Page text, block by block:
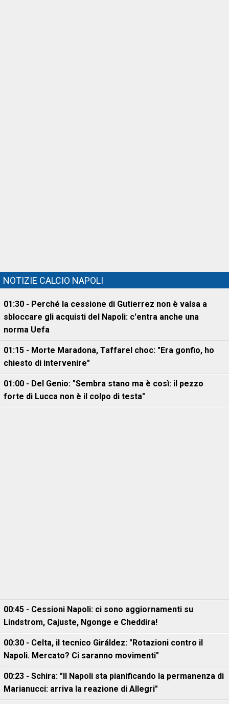
NOTIZIE CALCIO NAPOLI
01:30 - Perché la cessione di Gutierrez non è valsa a
sbloccare gli acquisti del Napoli: c'entra anche una
norma Uefa
01:15 - Morte Maradona, Taffarel choc: "Era gonfio, ho
chiesto di intervenire"
01:00 - Del Genio: "Sembra stano ma è così: il pezzo
forte di Lucca non è il colpo di testa"
00:45 - Cessioni Napoli: ci sono aggiornamenti su
Lindstrom, Cajuste, Ngonge e Cheddira!
00:30 - Celta, il tecnico Giráldez: "Rotazioni contro il
Napoli. Mercato? Ci saranno movimenti"
00:23 - Schira: "Il Napoli sta pianificando la permanenza di
Marianucci: arriva la reazione di Allegri"